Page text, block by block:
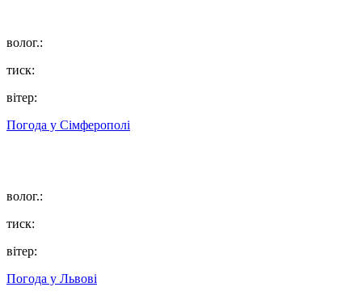
волог.:
тиск:
вітер:
Погода у Сімферополі
волог.:
тиск:
вітер:
Погода у Львові